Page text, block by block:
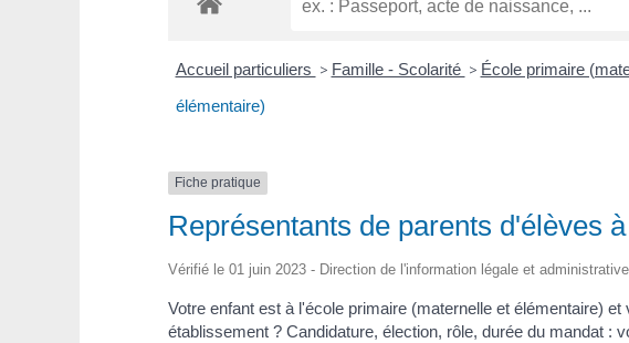
Accueil particuliers > Famille - Scolarité > École primaire
élémentaire)
Fiche pratique
Représentants de parents d'élèves
Vérifié le 01 juin 2023 - Direction de l'information légale et
Votre enfant est à l'école primaire (maternelle et élémentaire)
établissement ? Candidature, élection, rôle, durée du mandat